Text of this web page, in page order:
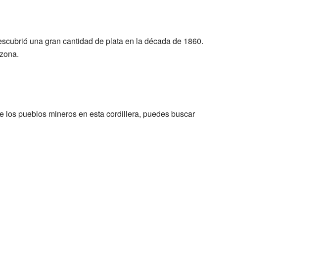
una gran cantidad de plata en la década de 1860.
pueblos mineros en esta cordillera, puedes buscar